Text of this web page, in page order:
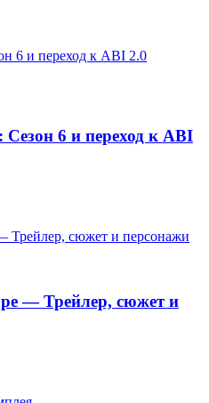
6 и переход к ABI
— Трейлер, сюжет и